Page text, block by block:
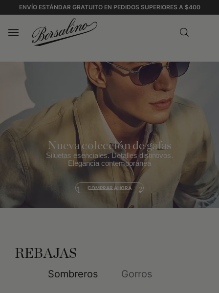
ENVÍO ESTÁNDAR GRATUITO EN PEDIDOS SUPERIORES A $400
Nueva colección de gafas
Siluetas esenciales. Detalles distintivos.
Elegancia contemporánea
COMPRAR AHORA
1 2
REBAJAS
Sombreros Gorros